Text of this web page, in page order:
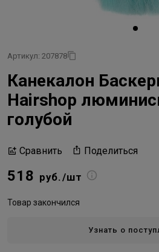
Артикул: 207878
Канекалон
Hairshop
голубой
Сравнить Поделиться
518 руб./шт
Товар закончился
Узнать о